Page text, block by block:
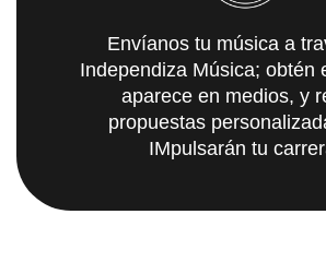
Envíanos tu música a
Independiza Música; obtén
aparece en medios, y
propuestas
IMpulsarán tu